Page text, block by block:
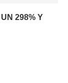
298% Y